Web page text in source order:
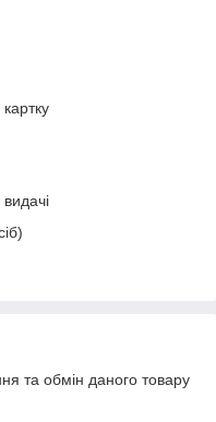
та обмін даного товару